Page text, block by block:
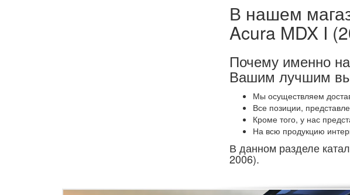
В нашем
Acura MDX I
Почему именно
Вашим лучшим
Мы осуществляем
Все позиции,
Кроме того, у нас
На всю продукцию
В данном разделе
2006).